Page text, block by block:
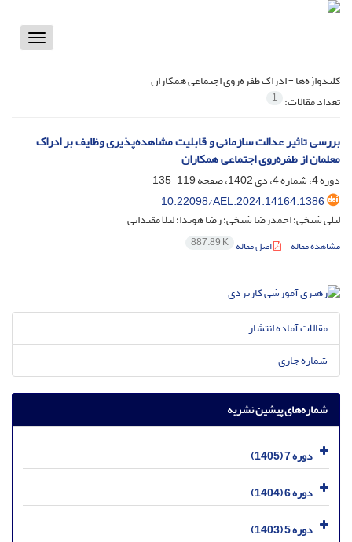
Toggle
کلیدواژه‌ها =ادراک طفره‌‌روی اجتماعی همکاران
تعداد مقالات: 1
بررسی تاثیر عدالت سازمانی و قابلیت مشاهده‌پذیری وظایف بر ادراک
معلمان از طفره‌‌روی اجتماعی همکاران
دوره 4، شماره 4، دی 1402، صفحه
119-135
10.22098/AEL.2024.14164.1386
لیلی شیخی؛ احمدرضا شیخی؛ رضا هویدا؛ لیلا مقتدایی
مشاهده مقاله اصل مقاله 887.89 K
مقالات آماده انتشار
شماره جاری
شماره‌های پیشین نشریه
دوره 7 (1405)
دوره 6 (1404)
دوره 5 (1403)